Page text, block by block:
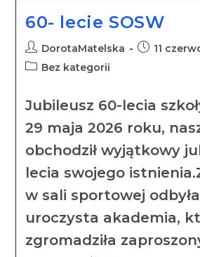
60- lecie SOSW
DorotaMatelska
11
Bez kategorii
Jubileusz 60-lecia
29 maja 2026 roku,
obchodził wyjątkowy
lecia swojego
w sali sportowej
uroczysta akademia,
zgromadziła